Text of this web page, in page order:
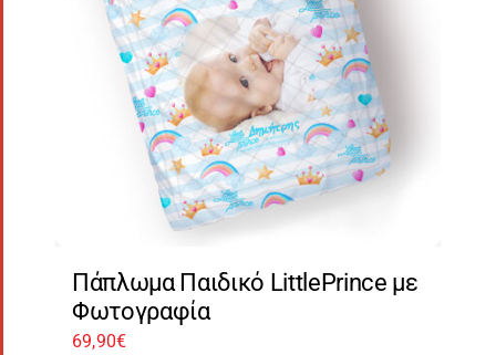
Πάπλωμα Παιδικό LittlePrince με
Φωτογραφία
69,90€